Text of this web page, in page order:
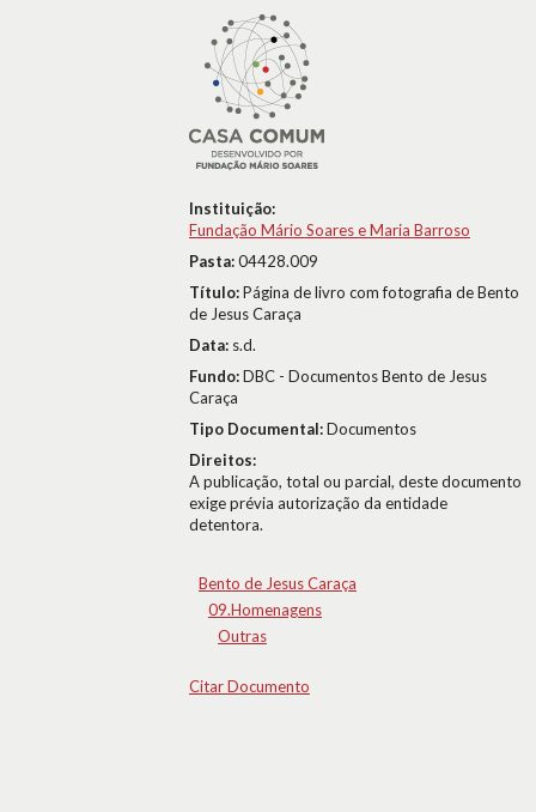
Instituição:
Fundação Mário Soares e Maria Barroso
Pasta:04428.009
Título:Página de livro com fotografia de Bento
de Jesus Caraça
Data: s.d.
Fundo:DBC - Documentos Bento de Jesus
Caraça
Tipo Documental:Documentos
Direitos:
A publicação, total ou parcial, deste documento
exige prévia autorização da entidade
detentora.
Bento de Jesus Caraça
09.Homenagens
Outras
Citar Documento